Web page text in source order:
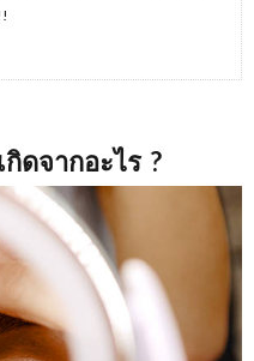
ดจากอะไร ?